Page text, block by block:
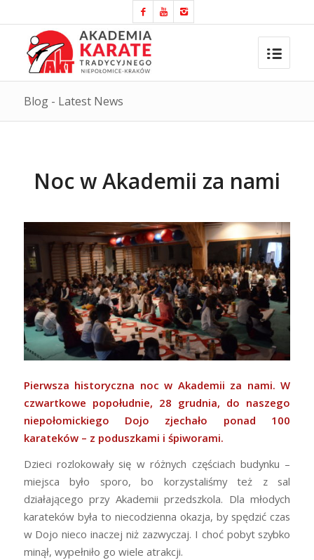
Blog - Latest News
Noc w Akademii za nami
Pierwsza historyczna noc w Akademii za nami. W
czwartkowe popołudnie, 28 grudnia, do naszego
niepołomickiego Dojo zjechało ponad 100
karateków – z poduszkami i śpiworami.
Dzieci rozlokowały się w różnych częściach budynku –
miejsca było sporo, bo korzystaliśmy też z sal
działającego przy Akademii przedszkola. Dla młodych
karateków była to niecodzienna okazja, by spędzić czas
w Dojo nieco inaczej niż zazwyczaj. I choć pobyt szybko
minął, wypełniło go wiele atrakcji.